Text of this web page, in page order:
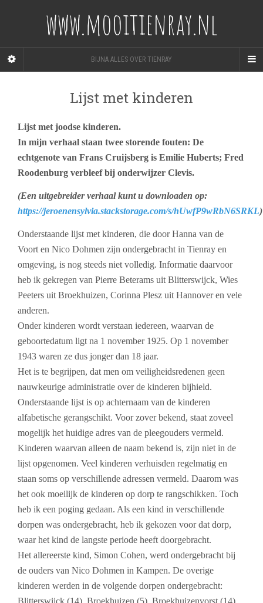
www.mooitienray.nl
BIJNA ALLES OVER TIENRAY
Lijst met kinderen
Lijst met joodse kinderen.
In mijn verhaal staan twee storende fouten: De
echtgenote van Frans Cruijsberg is Emilie Huberts; Fred
Roodenburg verbleef bij onderwijzer Clevis.
(Een uitgebreider verhaal kunt u downloaden op:
https://jeroenensylvia.stackstorage.com/s/hUwfP9wRbN6SRKL)
Onderstaande lijst met kinderen, die door Hanna van de
Voort en Nico Dohmen zijn ondergebracht in Tienray en
omgeving, is nog steeds niet volledig. Informatie daarvoor
heb ik gekregen van Pierre Beterams uit Blitterswijck, Wies
Peeters uit Broekhuizen, Corinna Plesz uit Hannover en vele
anderen.
Onder kinderen wordt verstaan iedereen, waarvan de
geboortedatum ligt na 1 november 1925. Op 1 november
1943 waren ze dus jonger dan 18 jaar.
Het is te begrijpen, dat men om veiligheidsredenen geen
nauwkeurige administratie over de kinderen bijhield.
Onderstaande lijst is op achternaam van de kinderen
alfabetische gerangschikt. Voor zover bekend, staat zoveel
mogelijk het huidige adres van de pleegouders vermeld.
Kinderen waarvan alleen de naam bekend is, zijn niet in de
lijst opgenomen. Veel kinderen verhuisden regelmatig en
staan soms op verschillende adressen vermeld. Daarom was
het ook moeilijk de kinderen op dorp te rangschikken. Toch
heb ik een poging gedaan. Als een kind in verschillende
dorpen was ondergebracht, heb ik gekozen voor dat dorp,
waar het kind de langste periode heeft doorgebracht.
Het allereerste kind, Simon Cohen, werd ondergebracht bij
de ouders van Nico Dohmen in Kampen. De overige
kinderen werden in de volgende dorpen ondergebracht:
Blitterswijck (14), Broekhuizen (5), Broekhuizenvorst (14),